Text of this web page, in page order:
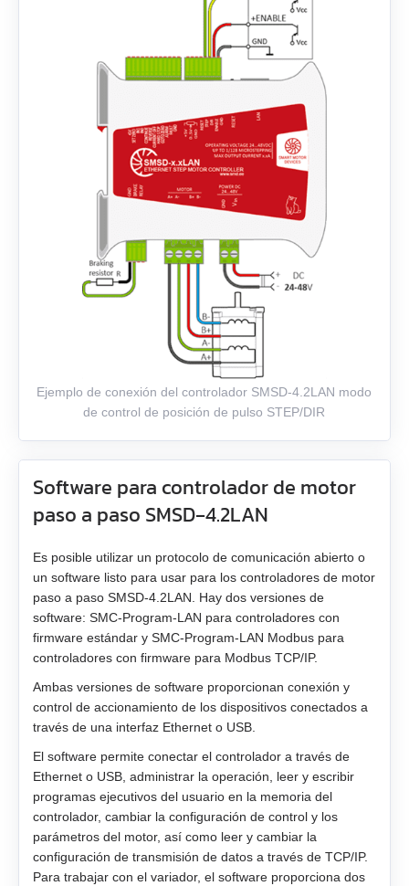
Ejemplo de conexión del controlador SMSD‑4.2LAN modo
de control de posición de pulso STEP/DIR
Software para controlador de motor
paso a paso SMSD‑4.2LAN
Es posible utilizar un protocolo de comunicación abierto o
un software listo para usar para los controladores de motor
paso a paso SMSD‑4.2LAN. Hay dos versiones de
software: SMC-Program-LAN para controladores con
firmware estándar y SMC-Program-LAN Modbus para
controladores con firmware para Modbus TCP/IP.
Ambas versiones de software proporcionan conexión y
control de accionamiento de los dispositivos conectados a
través de una interfaz Ethernet o USB.
El software permite conectar el controlador a través de
Ethernet o USB, administrar la operación, leer y escribir
programas ejecutivos del usuario en la memoria del
controlador, cambiar la configuración de control y los
parámetros del motor, así como leer y cambiar la
configuración de transmisión de datos a través de TCP/IP.
Para trabajar con el variador, el software proporciona dos